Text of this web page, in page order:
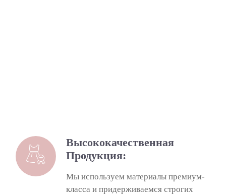
Высококачественная
Продукция:
Мы используем материалы премиум-
класса и придерживаемся строгих